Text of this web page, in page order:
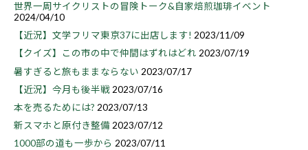
世界一周サイクリストの冒険トーク&自家焙煎珈琲イベント
2024/04/10
【近況】文学フリマ東京37に出店します! 2023/11/09
【クイズ】この市の中で仲間はずれはどれ 2023/07/19
暑すぎると旅もままならない 2023/07/17
【近況】今月も後半戦 2023/07/16
本を売るためには? 2023/07/13
新スマホと原付き整備 2023/07/12
1000部の道も一歩から 2023/07/11